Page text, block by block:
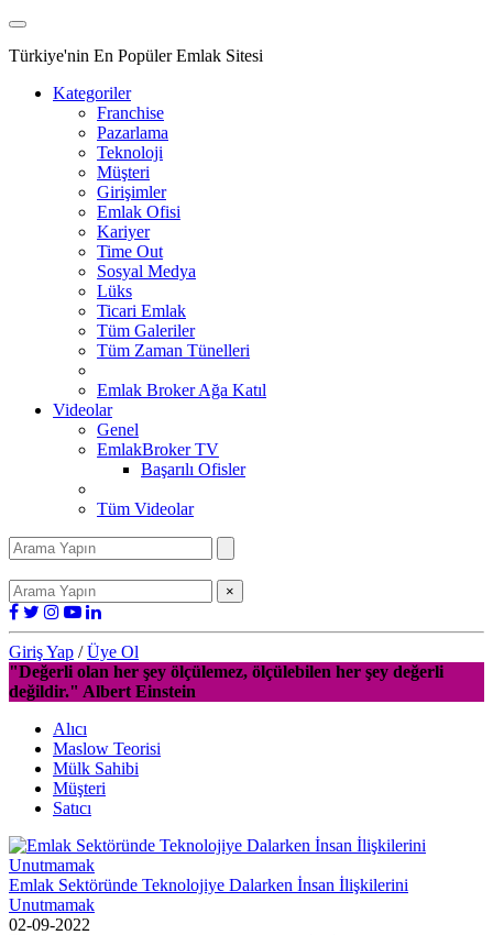
Türkiye'nin En Popüler Emlak Sitesi
Kategoriler
Franchise
Pazarlama
Teknoloji
Müşteri
Girişimler
Emlak Ofisi
Kariyer
Time Out
Sosyal Medya
Lüks
Ticari Emlak
Tüm Galeriler
Tüm Zaman Tünelleri
Emlak Broker Ağa Katıl
Videolar
Genel
EmlakBroker TV
Başarılı Ofisler
Tüm Videolar
×
Giriş Yap /Üye Ol
"Değerli olan her şey ölçülemez, ölçülebilen her şey değerli
değildir." Albert Einstein
Alıcı
Maslow Teorisi
Mülk Sahibi
Müşteri
Satıcı
Emlak Sektöründe Teknolojiye Dalarken İnsan İlişkilerini
Unutmamak
02-09-2022